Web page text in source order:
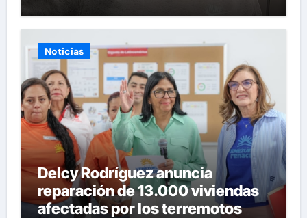
Noticias
Delcy Rodríguez anuncia
reparación de 13.000 viviendas
afectadas por los terremotos